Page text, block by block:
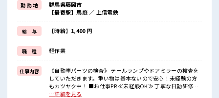
≪稼ぎたい人にオススメ≫
高収入を希望される方必見！
時給1400円！
夜勤帯は深夜手当がつくので時給1750円に！
そこに残業代を上乗せすればガッツリ稼げます！
≪髪色自由で自分らしく働く≫
明るすぎたり奇抜でなければ基本的に自由！
(規定有)
≪ラクラク制服アリ≫
無料貸与の制服があるので、
毎日の服装の悩み解消♪
勤 務 地
群馬県藤岡市
【最寄駅】馬庭 ／ 上信電鉄
給 与 【時給】1,400 円
職 種 軽作業
仕事内容
《自動車パーツの検査》 テールランプやドアミラーの検査を
していただきます。重い物は基本ないので安心！未経験の方
もカツヤク中！ ■お仕事PR ≪未経験OK≫ 丁寧な日勤研修か
ら始まるので、 未経験の方も安心スタート！ 大人気の検査業
…詳細を見る